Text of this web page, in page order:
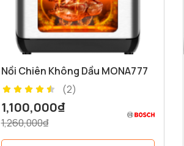
Nồi Chiên Không Dầu MONA777
(2)
1,260,000₫
1,100,000₫